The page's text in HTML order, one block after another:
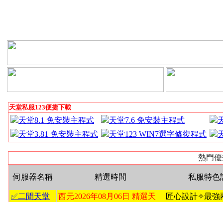
天堂私服123便捷下載
天堂8.1 免安裝主程式 天堂7.6 免安裝主程式
天堂3.81 免安裝主程式
天堂123 WIN7選字修復程式
熱門
伺服器名稱 精選時間 私服特色
✅二間天堂
西元2026年08月06日 精選天
匠心設計✧最強